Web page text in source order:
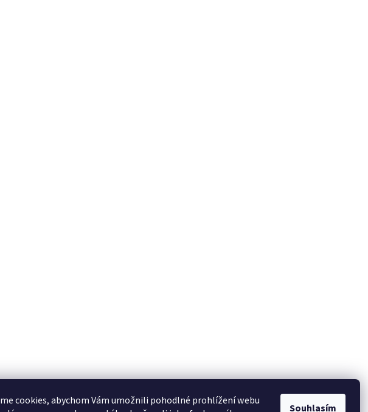
cookies, abychom Vám umožnili pohodlné prohlížení webu
Souhlasím